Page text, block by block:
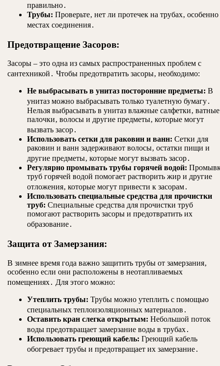
правильно․
Трубы: Проверьте‚ нет ли протечек на трубах‚
местах соединения․
Предотвращение Засоров:
Засоры – это одна из самых распространенных проблем с
сантехникой․ Чтобы предотвратить засоры‚ необходимо:
Не выбрасывать в унитаз посторонние предметы: В
унитаз можно выбрасывать только туалетную бумагу․
Нельзя выбрасывать в унитаз влажные салфетки‚ ватные
палочки‚ волосы и другие предметы‚ которые могут
вызвать засор․
Использовать сетки для раковин и ванн: Сетки для
раковин и ванн задерживают волосы‚ остатки пищи и
другие предметы‚ которые могут вызвать засор․
Регулярно промывать трубы горячей водой:
труб горячей водой помогает растворить жир и другие
отложения‚ которые могут привести к засорам․
Использовать специальные средства для прочистки
труб: Специальные средства для прочистки труб
помогают растворить засоры и предотвратить их
образование․
Защита от Замерзания:
В зимнее время года важно защитить трубы от замерзания‚
особенно если они расположены в неотапливаемых
помещениях․ Для этого можно:
Утеплить трубы: Трубы можно утеплить с помощью
специальных теплоизоляционных материалов․
Оставить кран слегка открытым: Небольшой поток
воды предотвращает замерзание воды в трубах․
Использовать греющий кабель: Греющий кабель
обогревает трубы и предотвращает их замерзание․